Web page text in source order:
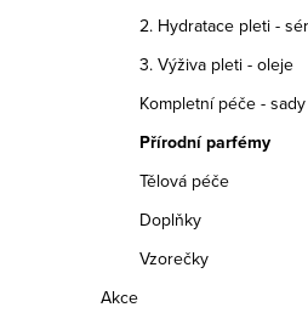
2. Hydratace pleti -
3. Výživa pleti - oleje
Kompletní péče - sady
Přírodní parfémy
Tělová péče
Doplňky
Vzorečky
Akce